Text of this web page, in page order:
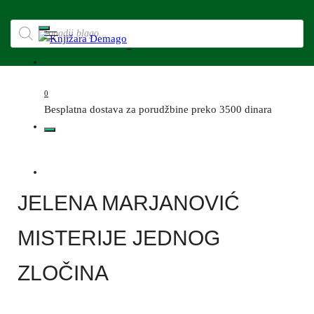
0
0
Besplatna dostava za porudžbine preko 3500 dinara
JELENA MARJANOVIĆ
MISTERIJE JEDNOG
ZLOČINA